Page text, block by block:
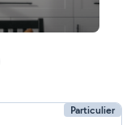
Particulier